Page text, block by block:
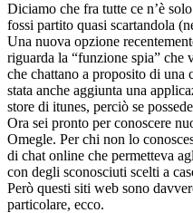
Diciamo che fra tutte ce n’è
fossi partito quasi scartandola
Una nuova opzione
riguarda la “funzione spia” che
che chattano a proposito di una
stata anche aggiunta una
store di itunes, perciò se
Ora sei pronto per conoscere
Omegle. Per chi non lo
di chat online che permetteva
con degli sconosciuti scelti a
Però questi siti web sono
particolare, ecco.